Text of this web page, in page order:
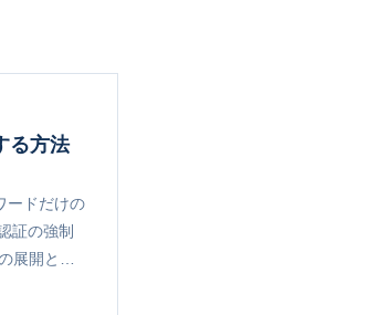
る方法
ードだけの
証の強制
開と運